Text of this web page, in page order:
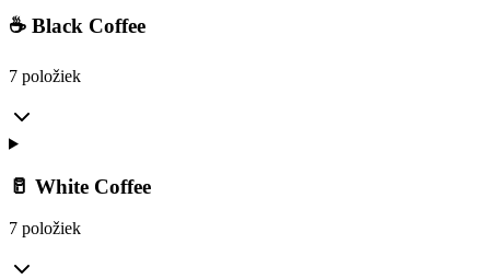
☕ Black Coffee
7 položiek
🥛 White Coffee
7 položiek